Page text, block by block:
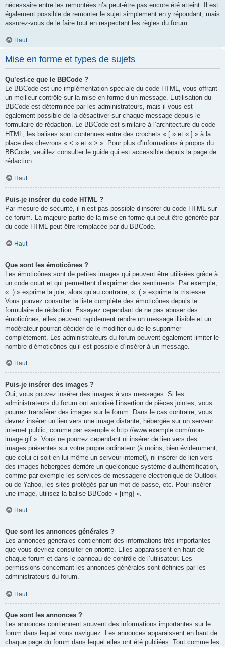
nécessaire entre les remontées n’a peut-être pas encore été atteint. Il est
également possible de remonter le sujet simplement en y répondant, mais
assurez-vous de le faire tout en respectant les règles du forum.
Haut
Mise en forme et types de sujets
Qu’est-ce que le BBCode ?
Le BBCode est une implémentation spéciale du code HTML, vous offrant
un meilleur contrôle sur la mise en forme d’un message. L’utilisation du
BBCode est déterminée par les administrateurs, mais il vous est
également possible de la désactiver sur chaque message depuis le
formulaire de rédaction. Le BBCode est similaire à l’architecture du code
HTML, les balises sont contenues entre des crochets « [ » et « ] » à la
place des chevrons « < » et « > ». Pour plus d’informations à propos du
BBCode, veuillez consulter le guide qui est accessible depuis la page de
rédaction.
Haut
Puis-je insérer du code HTML ?
Par mesure de sécurité, il n’est pas possible d’insérer du code HTML sur
ce forum. La majeure partie de la mise en forme qui peut être générée par
du code HTML peut être remplacée par du BBCode.
Haut
Que sont les émoticônes ?
Les émoticônes sont de petites images qui peuvent être utilisées grâce à
un code court et qui permettent d’exprimer des sentiments. Par exemple,
« :) » exprime la joie, alors qu’au contraire, « :( » exprime la tristesse.
Vous pouvez consulter la liste complète des émoticônes depuis le
formulaire de rédaction. Essayez cependant de ne pas abuser des
émoticônes, elles peuvent rapidement rendre un message illisible et un
modérateur pourrait décider de le modifier ou de le supprimer
complètement. Les administrateurs du forum peuvent également limiter le
nombre d’émoticônes qu’il est possible d’insérer à un message.
Haut
Puis-je insérer des images ?
Oui, vous pouvez insérer des images à vos messages. Si les
administrateurs du forum ont autorisé l’insertion de pièces jointes, vous
pourrez transférer des images sur le forum. Dans le cas contraire, vous
devrez insérer un lien vers une image distante, hébergée sur un serveur
internet public, comme par exemple « http://www.exemple.com/mon-
image.gif ». Vous ne pourrez cependant ni insérer de lien vers des
images présentes sur votre propre ordinateur (à moins, bien évidemment,
que celui-ci soit en lui-même un serveur internet), ni insérer de lien vers
des images hébergées derrière un quelconque système d’authentification,
comme par exemple les services de messagerie électronique de Outlook
ou de Yahoo, les sites protégés par un mot de passe, etc. Pour insérer
une image, utilisez la balise BBCode « [img] ».
Haut
Que sont les annonces générales ?
Les annonces générales contiennent des informations très importantes
que vous devriez consulter en priorité. Elles apparaissent en haut de
chaque forum et dans le panneau de contrôle de l’utilisateur. Les
permissions concernant les annonces générales sont définies par les
administrateurs du forum.
Haut
Que sont les annonces ?
Les annonces contiennent souvent des informations importantes sur le
forum dans lequel vous naviguez. Les annonces apparaissent en haut de
chaque page du forum dans lequel elles ont été publiées. Tout comme les